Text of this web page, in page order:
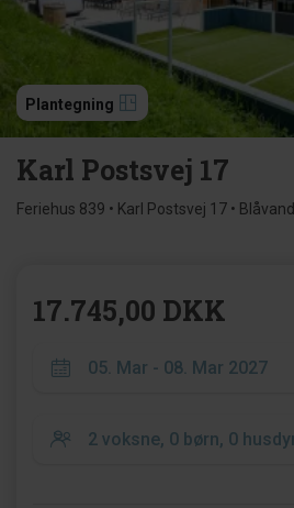
Plantegning
Karl Postsvej 17
Feriehus 839 • Karl Postsvej 17 • Blåvand
17.745,00 DKK